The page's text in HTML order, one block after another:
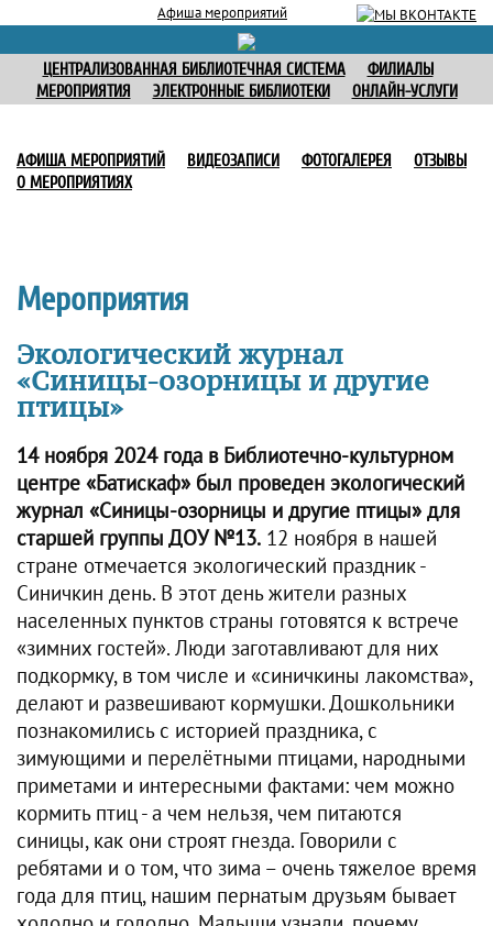
Афиша мероприятий
ЦЕНТРАЛИЗОВАННАЯ БИБЛИОТЕЧНАЯ СИСТЕМА
ФИЛИАЛЫ
МЕРОПРИЯТИЯ
ЭЛЕКТРОННЫЕ БИБЛИОТЕКИ ОНЛАЙН-УСЛУГИ
АФИША МЕРОПРИЯТИЙ ВИДЕОЗАПИСИ ФОТОГАЛЕРЕЯ
ОТЗЫВЫ
О МЕРОПРИЯТИЯХ
Мероприятия
Экологический журнал
«Синицы-озорницы и другие
птицы»
14 ноября 2024 года в Библиотечно-культурном
центре «Батискаф» был проведен экологический
журнал «Синицы-озорницы и другие птицы» для
старшей группы ДОУ №13. 12 ноября в нашей
стране отмечается экологический праздник -
Синичкин день. В этот день жители разных
населенных пунктов страны готовятся к встрече
«зимних гостей». Люди заготавливают для них
подкормку, в том числе и «синичкины лакомства»,
делают и развешивают кормушки. Дошкольники
познакомились с историей праздника, с
зимующими и перелётными птицами, народными
приметами и интересными фактами: чем можно
кормить птиц - а чем нельзя, чем питаются
синицы, как они строят гнезда. Говорили с
ребятами и о том, что зима – очень тяжелое время
года для птиц, нашим пернатым друзьям бывает